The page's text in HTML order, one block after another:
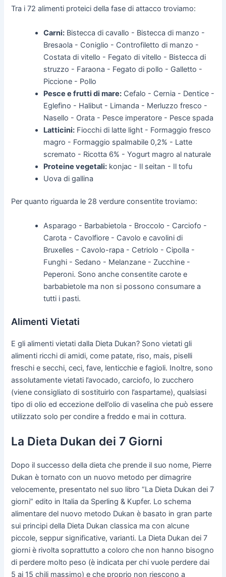
Tra i 72 alimenti proteici della fase di attacco troviamo:
Carni: Bistecca di cavallo - Bistecca di manzo -
Bresaola - Coniglio - Controfiletto di manzo -
Costata di vitello - Fegato di vitello - Bistecca di
struzzo - Faraona - Fegato di pollo - Galletto -
Piccione - Pollo
Pesce e frutti di mare: Cefalo - Cernia - Dentice -
Eglefino - Halibut - Limanda - Merluzzo fresco -
Nasello - Orata - Pesce imperatore - Pesce spada
Latticini: Fiocchi di latte light - Formaggio fresco
magro - Formaggio spalmabile 0,2% - Latte
scremato - Ricotta 6% - Yogurt magro al naturale
Proteine vegetali: konjac - Il seitan - Il tofu
Uova di gallina
Per quanto riguarda le 28 verdure consentite troviamo:
Asparago - Barbabietola - Broccolo - Carciofo -
Carota - Cavolfiore - Cavolo e cavolini di
Bruxelles - Cavolo-rapa - Cetriolo - Cipolla -
Funghi - Sedano - Melanzane - Zucchine -
Peperoni. Sono anche consentite carote e
barbabietole ma non si possono consumare a
tutti i pasti.
Alimenti Vietati
E gli alimenti vietati dalla Dieta Dukan? Sono vietati gli
alimenti ricchi di amidi, come patate, riso, mais, piselli
freschi e secchi, ceci, fave, lenticchie e fagioli. Inoltre, sono
assolutamente vietati l’avocado, carciofo, lo zucchero
(viene consigliato di sostituirlo con l’aspartame), qualsiasi
tipo di olio ed eccezione dell’olio di vaselina che può essere
utilizzato solo per condire a freddo e mai in cottura.
La Dieta Dukan dei 7 Giorni
Dopo il successo della dieta che prende il suo nome, Pierre
Dukan è tornato con un nuovo metodo per dimagrire
velocemente, presentato nel suo libro “La Dieta Dukan dei 7
giorni” edito in Italia da Sperling & Kupfer. Lo schema
alimentare del nuovo metodo Dukan è basato in gran parte
sui principi della Dieta Dukan classica ma con alcune
piccole, seppur significative, varianti. La Dieta Dukan dei 7
giorni è rivolta soprattutto a coloro che non hanno bisogno
di perdere molto peso (è indicata per chi vuole perdere dai
5 ai 15 chili massimo) e che proprio non riescono a